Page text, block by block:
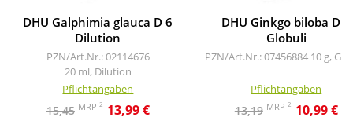
DHU Galphimia glauca D 6
Dilution
PZN/Art.Nr.: 02114676
20 ml, Dilution
Pflichtangaben
15,45 MRP 2 13,99 €
DHU Ginkgo biloba D 4
Globuli
PZN/Art.Nr.: 07456884 10 g,
Pflichtangaben
13,19 MRP 2 10,99 €